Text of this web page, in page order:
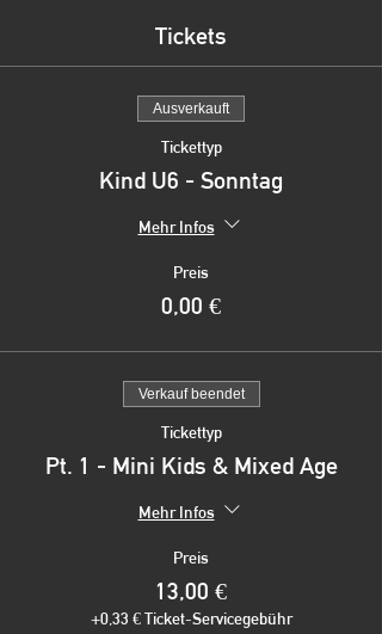
Tickets
Ausverkauft
Tickettyp
Kind U6 - Sonntag
Mehr Infos
Preis
0,00 €
Verkauf beendet
Tickettyp
Pt. 1 - Mini Kids & Mixed Age
Mehr Infos
Preis
13,00 €
+0,33 € Ticket-Servicegebühr